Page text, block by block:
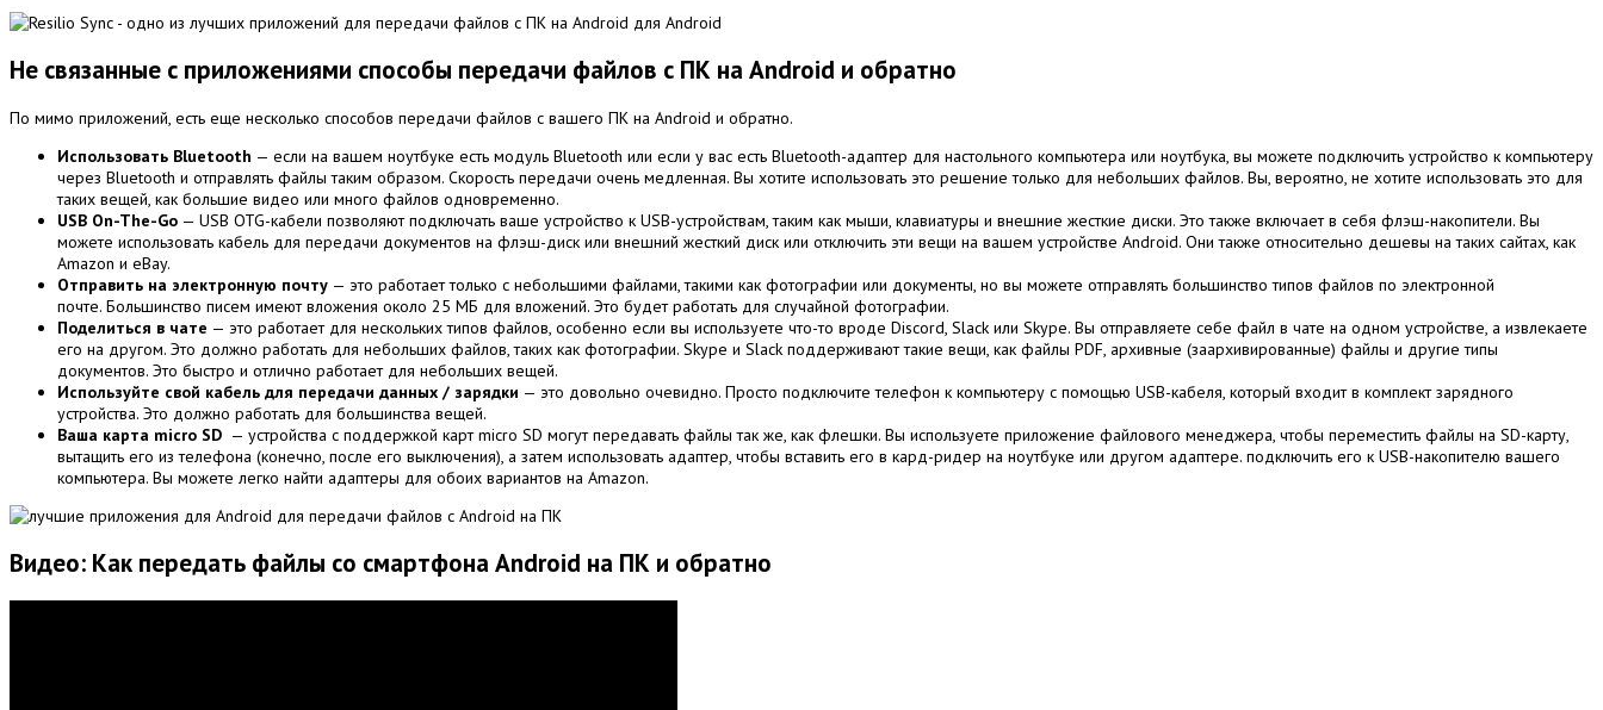
Не связанные с приложениями способы передачи файлов с ПК на Android и обратно
По мимо приложений, есть еще несколько способов передачи файлов с вашего ПК на Android и обратно.
Использовать Bluetooth — если на вашем ноутбуке есть модуль Bluetooth или если у вас есть Bluetooth-адаптер для настольного компьютера или ноутбука, вы можете подключить устройство к компьютеру
через Bluetooth и отправлять файлы таким образом. Скорость передачи очень медленная. Вы хотите использовать это решение только для небольших файлов. Вы, вероятно, не хотите использовать это для
таких вещей, как большие видео или много файлов одновременно.
USB On-The-Go — USB OTG-кабели позволяют подключать ваше устройство к USB-устройствам, таким как мыши, клавиатуры и внешние жесткие диски. Это также включает в себя флэш-накопители. Вы
можете использовать кабель для передачи документов на флэш-диск или внешний жесткий диск или отключить эти вещи на вашем устройстве Android. Они также относительно дешевы на таких сайтах, как
Amazon и eBay.
Отправить на электронную почту — это работает только с небольшими файлами, такими как фотографии или документы, но вы можете отправлять большинство типов файлов по электронной
почте. Большинство писем имеют вложения около 25 МБ для вложений. Это будет работать для случайной фотографии.
Поделиться в чате — это работает для нескольких типов файлов, особенно если вы используете что-то вроде Discord, Slack или Skype. Вы отправляете себе файл в чате на одном устройстве, а извлекаете
его на другом. Это должно работать для небольших файлов, таких как фотографии. Skype и Slack поддерживают такие вещи, как файлы PDF, архивные (заархивированные) файлы и другие типы
документов. Это быстро и отлично работает для небольших вещей.
Используйте свой кабель для передачи данных / зарядки — это довольно очевидно. Просто подключите телефон к компьютеру с помощью USB-кабеля, который входит в комплект зарядного
устройства. Это должно работать для большинства вещей.
Ваша карта micro SD — устройства с поддержкой карт micro SD могут передавать файлы так же, как флешки. Вы используете приложение файлового менеджера, чтобы переместить файлы на SD-карту,
вытащить его из телефона (конечно, после его выключения), а затем использовать адаптер, чтобы вставить его в кард-ридер на ноутбуке или другом адаптере. подключить его к USB-накопителю вашего
компьютера. Вы можете легко найти адаптеры для обоих вариантов на Amazon.
Видео: Как передать файлы со смартфона Android на ПК и обратно